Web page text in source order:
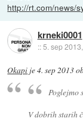
http://rt.com/news/
krneki0001
::5. sep
Okapi je4. sep 2013
Poglejmo
V dobrih starih